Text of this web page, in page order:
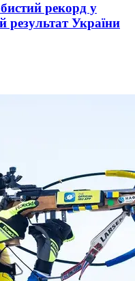
рекорд у
результат України